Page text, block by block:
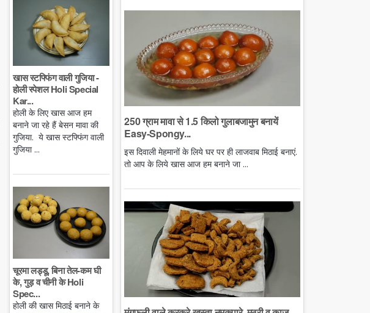
खास स्टफ्फिंग वाली गुजिया -
होली स्पेशल Holi Special
Kar...
होली के लिए खास आज हम
बनाने जा रहे हैं बेसन मावा की
गुजिया. ये खास स्टफ्फिंग वाली
गुजिया ...
चूरमा लड्डू, बिना तेल-कम घी
के, गुड़ व चीनी के Holi
Spec...
होली की खास मिठाई बनाने के
250 ग्राम मावा से 1.5 किलो गुलाबजामुन बनायें
Easy-Spongy...
इस दिवाली मेहमानों के लिये घर पर ही लाजवाब मिठाई बनाएं.
तो आप के लिये खास आज हम बनाने जा ...